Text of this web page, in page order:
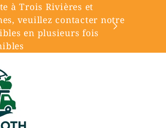
à Trois Rivières et
veuillez contacter notre
en plusieurs fois